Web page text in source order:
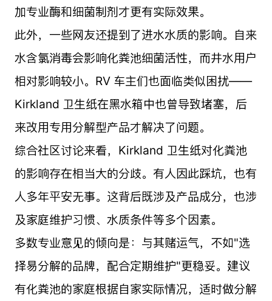
加专业酶和细菌制剂才更有实际效果。
此外，一些网友还提到了进水水质的影响。自来
水含氯消毒会影响化粪池细菌活性，而井水用户
相对影响较小。RV 车主们也面临类似困扰——
Kirkland 卫生纸在黑水箱中也曾导致堵塞，后
来改用专用分解型产品才解决了问题。
综合社区讨论来看，Kirkland 卫生纸对化粪池
的影响存在相当大的分歧。有人因此踩坑，也有
人多年平安无事。这背后既涉及产品成分，也涉
及家庭维护习惯、水质条件等多个因素。
多数专业意见的倾向是：与其赌运气，不如"选
择易分解的品牌，配合定期维护"更稳妥。建议
有化粪池的家庭根据自家实际情况，适时做分解